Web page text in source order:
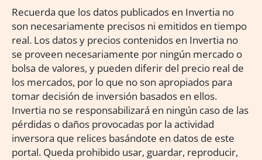
Recuerda que los datos publicados en Invertia no
son necesariamente precisos ni emitidos en tiempo
real. Los datos y precios contenidos en Invertia no
se proveen necesariamente por ningún mercado o
bolsa de valores, y pueden diferir del precio real de
los mercados, por lo que no son apropiados para
tomar decisión de inversión basados en ellos.
Invertia no se responsabilizará en ningún caso de las
pérdidas o daños provocadas por la actividad
inversora que relices basándote en datos de este
portal. Queda prohibido usar, guardar, reproducir,